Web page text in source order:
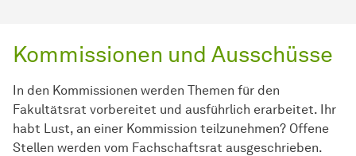
Kommissionen und Ausschüsse
In den Kommissionen werden Themen für den
Fakultätsrat vorbereitet und ausführlich erarbeitet. Ihr
habt Lust, an einer Kommission teilzunehmen? Offene
Stellen werden vom Fachschaftsrat ausgeschrieben.